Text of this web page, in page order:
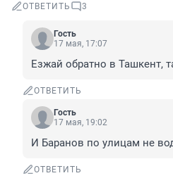
ОТВЕТИТЬ 3
Гость
17 мая, 17:07
Езжай обратно в Ташкент,
ОТВЕТИТЬ
Гость
17 мая, 19:02
И Баранов по улицам не
ОТВЕТИТЬ